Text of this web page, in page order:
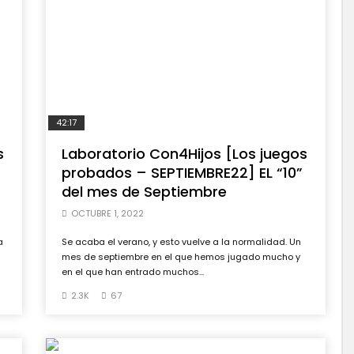
42:17
Laboratorio Con4Hijos [Los juegos
probados – SEPTIEMBRE22] EL “10”
del mes de Septiembre
OCTUBRE 1, 2022
Se acaba el verano, y esto vuelve a la normalidad. Un
mes de septiembre en el que hemos jugado mucho y
en el que han entrado muchos...
2.3K
67